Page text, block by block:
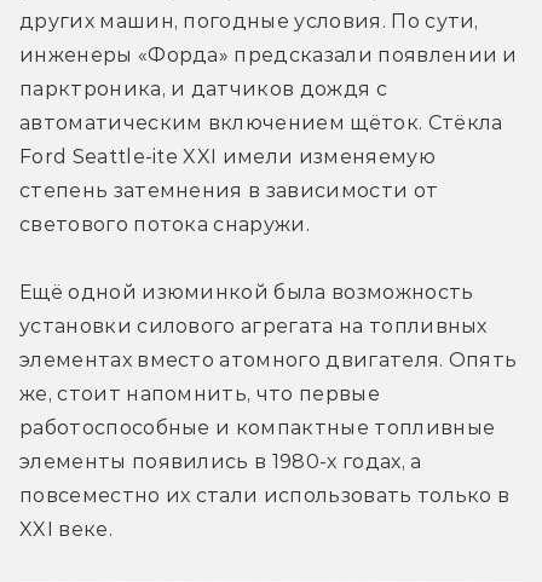
других машин, погодные условия. По сути,
инженеры «Форда» предсказали появлении и
парктроника, и датчиков дождя с
автоматическим включением щёток. Стёкла
Ford Seattle-ite XXI имели изменяемую
степень затемнения в зависимости от
светового потока снаружи.
Ещё одной изюминкой была возможность
установки силового агрегата на топливных
элементах вместо атомного двигателя. Опять
же, стоит напомнить, что первые
работоспособные и компактные топливные
элементы появились в 1980-х годах, а
повсеместно их стали использовать только в
XXI веке.